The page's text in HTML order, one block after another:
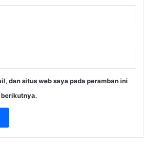
dan situs web saya pada peramban ini